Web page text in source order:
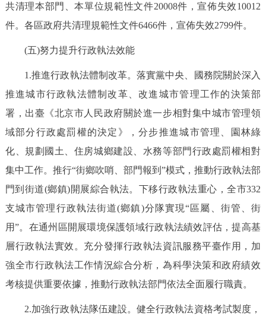
共清理本部門、本單位規範性文件20008件，宣佈失效10012
件。各區政府共清理規範性文件6466件，宣佈失效2799件。
(五)努力提升行政執法效能
1.推進行政執法體制改革。落實黨中央、國務院關於深入
推進城市行政執法體制改革、改進城市管理工作的決策部
署，出臺《北京市人民政府關於進一步相對集中城市管理領
域部分行政處罰權的決定》，分步推進城市管理、園林綠
化、規劃國土、住房城鄉建設、水務等部門行政處罰權相對
集中工作。推行“街鄉吹哨、部門報到”模式，推動行政執法部
門到街道(鄉鎮)開展綜合執法。下移行政執法重心，全市332
支城市管理行政執法街道(鄉鎮)分隊實現“區屬、街管、街
用”。在通州區開展環境保護領域行政執法績效評估，提高基
層行政執法實效。充分發揮行政執法資訊服務平臺作用，加
強全市行政執法工作情況綜合分析，為科學決策和政府績效
考核提供重要依據，推動行政執法部門依法全面履行職責。
2.加強行政執法隊伍建設。健全行政執法資格考試製度，